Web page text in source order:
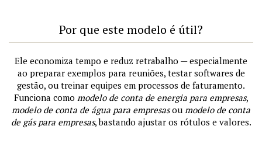
Por que este modelo é útil?
Ele economiza tempo e reduz retrabalho — especialmente
ao preparar exemplos para reuniões, testar softwares de
gestão, ou treinar equipes em processos de faturamento.
Funciona como modelo de conta de energia para empresas,
modelo de conta de água para empresasou modelo de conta
de gás para empresas, bastando ajustar os rótulos e valores.